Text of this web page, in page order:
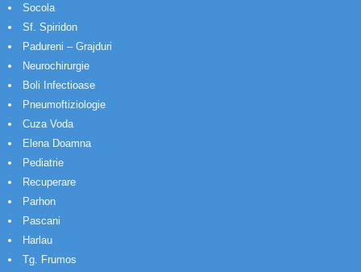
Socola
Sf. Spiridon
Padureni – Grajduri
Neurochirurgie
Boli Infectioase
Pneumoftiziologie
Cuza Voda
Elena Doamna
Pediatrie
Recuperare
Parhon
Pascani
Harlau
Tg. Frumos